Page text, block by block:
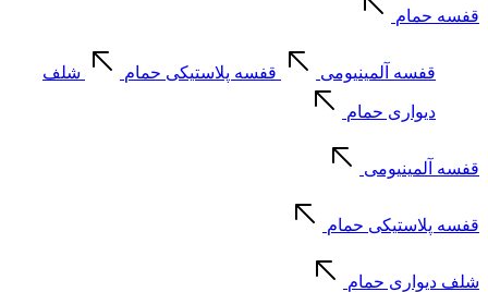
قفسه حمام
قفسه آلمینیومی قفسه پلاستیکی حمام شلف
دیواری حمام
قفسه آلمینیومی
قفسه پلاستیکی حمام
شلف دیواری حمام